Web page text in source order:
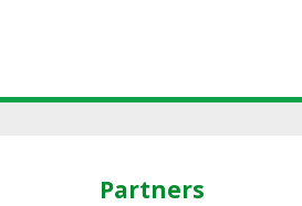
Partners